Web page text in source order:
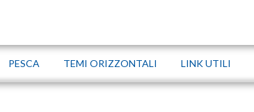
PESCA TEMI ORIZZONTALI LINK UTILI